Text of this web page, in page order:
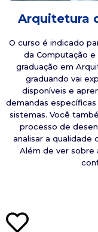
Arquitetura
O curso é indicado
da Computação
graduação em
graduando vai
disponíveis e
demandas
sistemas. Você
processo de
analisar a
Além de ver sobre